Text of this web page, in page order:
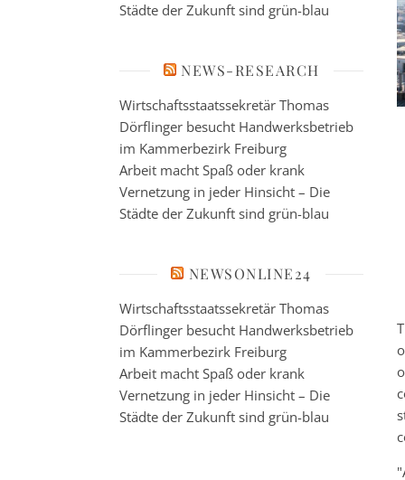
Städte der Zukunft sind grün-blau
NEWS-RESEARCH
Wirtschaftsstaatssekretär Thomas
Dörflinger besucht Handwerksbetrieb
im Kammerbezirk Freiburg
Arbeit macht Spaß oder krank
Vernetzung in jeder Hinsicht – Die
Städte der Zukunft sind grün-blau
NEWSONLINE24
Wirtschaftsstaatssekretär Thomas
Dörflinger besucht Handwerksbetrieb
im Kammerbezirk Freiburg
Arbeit macht Spaß oder krank
Vernetzung in jeder Hinsicht – Die
Städte der Zukunft sind grün-blau